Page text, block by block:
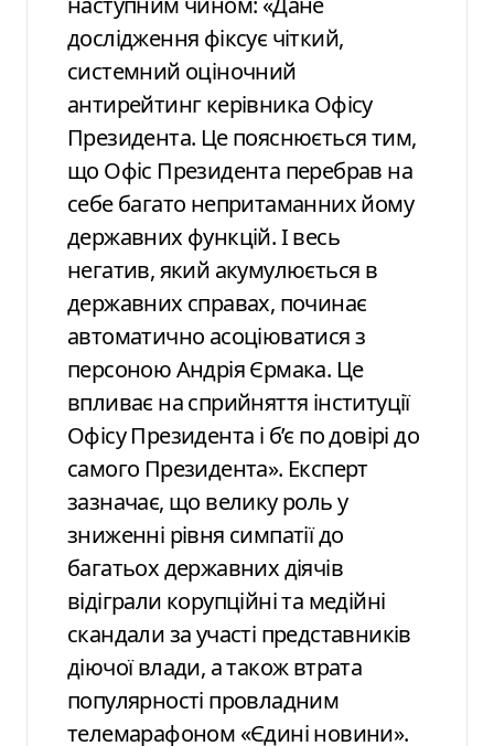
дослідження фіксує чіткий,
системний оціночний
антирейтинг керівника Офісу
Президента. Це пояснюється тим,
що Офіс Президента перебрав на
себе багато непритаманних йому
державних функцій. І весь
негатив, який акумулюється в
державних справах, починає
автоматично асоціюватися з
персоною Андрія Єрмака. Це
впливає на сприйняття інституції
Офісу Президента і б’є по довірі до
самого Президента». Експерт
зазначає, що велику роль у
зниженні рівня симпатії до
багатьох державних діячів
відіграли корупційні та медійні
скандали за участі представників
діючої влади, а також втрата
популярності провладним
телемарафоном «Єдині новини».